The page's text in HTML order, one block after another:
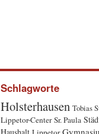
Schlagworte
Holsterhausen Tobias
Lippetor-Center Sr. Paula
Haushalt